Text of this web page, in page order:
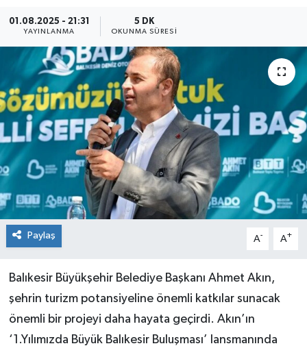
01.08.2025 - 21:31
YAYINLANMA
5 DK
OKUNMA SÜRESI
Paylaş A- A+
Balıkesir Büyükşehir Belediye Başkanı Ahmet Akın,
şehrin turizm potansiyeline önemli katkılar sunacak
önemli bir projeyi daha hayata geçirdi. Akın’ın
‘1.Yılımızda Büyük Balıkesir Buluşması’ lansmanında